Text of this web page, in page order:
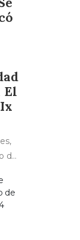
El
de
de